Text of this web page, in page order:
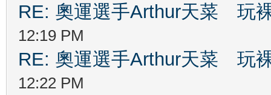
RE: 奧運選手Arthur天菜 玩
12:19 PM
RE: 奧運選手Arthur天菜 玩
12:22 PM